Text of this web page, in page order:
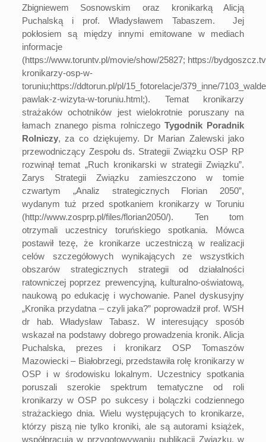
Zbigniewem Sosnowskim oraz kronikarką Alicją
Puchalską i prof. Władysławem Tabaszem. Jej
pokłosiem są między innymi emitowane w mediach
informacje
(https://www.toruntv.pl/movie/show/25827; https://
kronikarzy-osp-w-
toruniu;https://ddtorun.pl/pl/15_fotorelacje/379_inne/
pawlak-z-wizyta-w-toruniu.html;). Temat kronikarzy
strażaków ochotników jest wielokrotnie poruszany na
łamach znanego pisma rolniczego Tygodnik Poradnik
Rolniczy, za co dziękujemy. Dr Marian Zalewski jako
przewodniczący Zespołu ds. Strategii Związku OSP RP
rozwinął temat „Ruch kronikarski w strategii Związku”.
Zarys Strategii Związku zamieszczono w tomie
czwartym „Analiz strategicznych Florian 2050”,
wydanym tuż przed spotkaniem kronikarzy w Toruniu
(http://www.zosprp.pl/files/florian2050/). Ten tom
otrzymali uczestnicy toruńskiego spotkania. Mówca
postawił tezę, że kronikarze uczestniczą w realizacji
celów szczegółowych wynikających ze wszystkich
obszarów strategicznych strategii od działalności
ratowniczej poprzez prewencyjną, kulturalno-oświatową,
naukową po edukację i wychowanie. Panel dyskusyjny
„Kronika przydatna – czyli jaka?” poprowadził prof. WSH
dr hab. Władysław Tabasz. W interesujący sposób
wskazał na podstawy dobrego prowadzenia kronik. Alicja
Puchalska, prezes i kronikarz OSP Tomaszów
Mazowiecki – Białobrzegi, przedstawiła rolę kronikarzy w
OSP i w środowisku lokalnym. Uczestnicy spotkania
poruszali szerokie spektrum tematyczne od roli
kronikarzy w OSP po sukcesy i bolączki codziennego
strażackiego dnia. Wielu występujących to kronikarze,
którzy piszą nie tylko kroniki, ale są autorami książek,
współpracują w przygotowywaniu publikacji Związku, w